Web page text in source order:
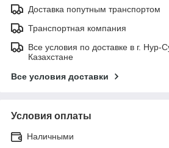
Доставка попутным транспортом
Транспортная компания
Все условия по доставке в г. Нур-
Казахстане
Все условия доставки
Условия оплаты
Наличными